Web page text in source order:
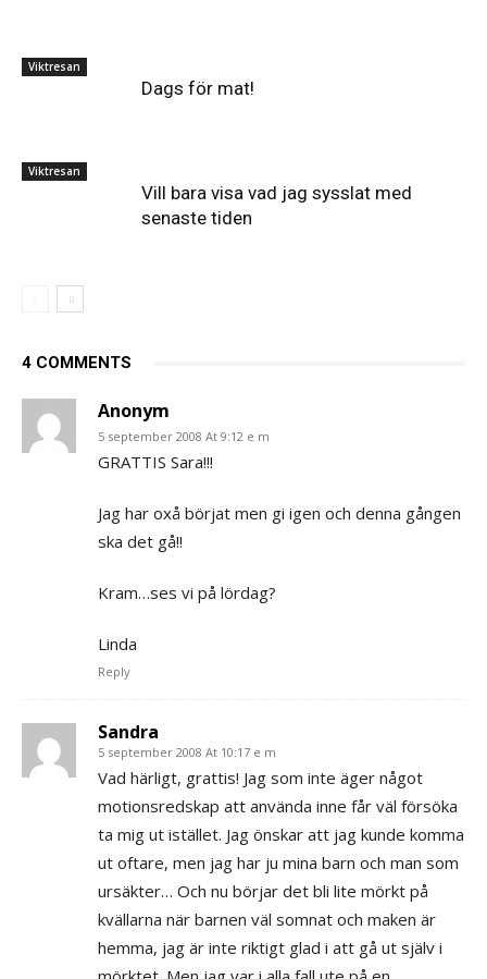
Viktresan
Dags för mat!
Viktresan
Vill bara visa vad jag sysslat med
senaste tiden
4 COMMENTS
Anonym
5 september 2008 At 9:12 e m
GRATTIS Sara!!!
Jag har oxå börjat men gi igen och denna gången
ska det gå!!
Kram…ses vi på lördag?
Linda
Reply
Sandra
5 september 2008 At 10:17 e m
Vad härligt, grattis! Jag som inte äger något
motionsredskap att använda inne får väl försöka
ta mig ut istället. Jag önskar att jag kunde komma
ut oftare, men jag har ju mina barn och man som
ursäkter… Och nu börjar det bli lite mörkt på
kvällarna när barnen väl somnat och maken är
hemma, jag är inte riktigt glad i att gå ut själv i